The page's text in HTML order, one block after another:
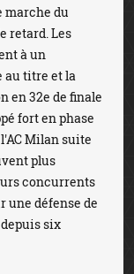
marche du
retard. Les
à un
au titre et la
en 32e de finale
fort en phase
Milan suite
plus
concurrents
une défense de
six